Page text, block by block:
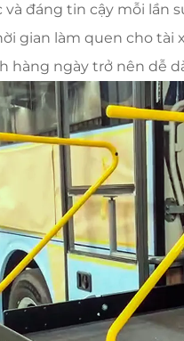
đáng tin cậy mỗi lần
gian làm quen cho tài
hàng ngày trở nên dễ